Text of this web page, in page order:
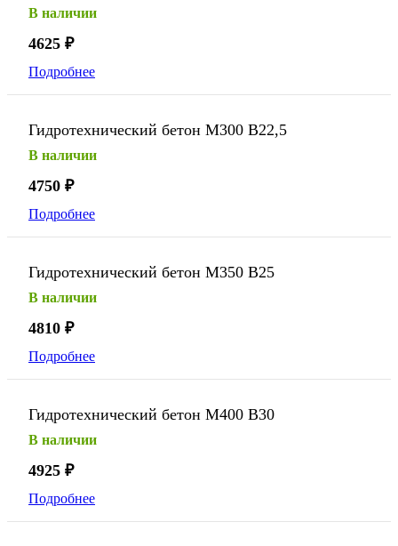
В наличии
4625 ₽
Подробнее
Гидротехнический бетон М300 В22,5
В наличии
4750 ₽
Подробнее
Гидротехнический бетон М350 В25
В наличии
4810 ₽
Подробнее
Гидротехнический бетон М400 В30
В наличии
4925 ₽
Подробнее